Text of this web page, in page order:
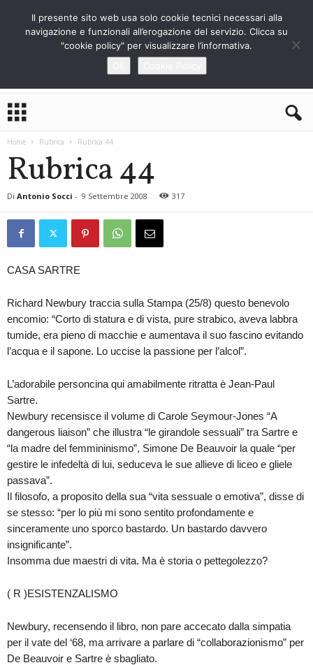
S
Home Rubrica Rubrica 44
Rubrica 44
Di Antonio Socci - 9 Settembre 2008 317
CASA SARTRE
Richard Newbury traccia sulla Stampa (25/8) questo benevolo
encomio: “Corto di statura e di vista, pure strabico, aveva labbra
tumide, era pieno di macchie e aumentava il suo fascino evitando
l’acqua e il sapone. Lo uccise la passione per l’alcol”.
L’adorabile personcina qui amabilmente ritratta è Jean-Paul
Sartre.
Newbury recensisce il volume di Carole Seymour-Jones “A
dangerous liaison” che illustra “le girandole sessuali” tra Sartre e
“la madre del femmininismo”, Simone De Beauvoir la quale “per
gestire le infedeltà di lui, seduceva le sue allieve di liceo e gliele
passava”.
Il filosofo, a proposito della sua “vita sessuale o emotiva”, disse di
se stesso: “per lo più mi sono sentito profondamente e
sinceramente uno sporco bastardo. Un bastardo davvero
insignificante”.
Insomma due maestri di vita. Ma è storia o pettegolezzo?
( R )ESISTENZALISMO
Newbury, recensendo il libro, non pare accecato dalla simpatia
per il vate del ‘68, ma arrivare a parlare di “collaborazionismo” per
De Beauvoir e Sartre è sbagliato.
Il presente sito web usa solo cookie tecnici necessari alla
navigazione e funzionali all’erogazione del servizio. Clicca su
"cookie policy" per visualizzare l’informativa.